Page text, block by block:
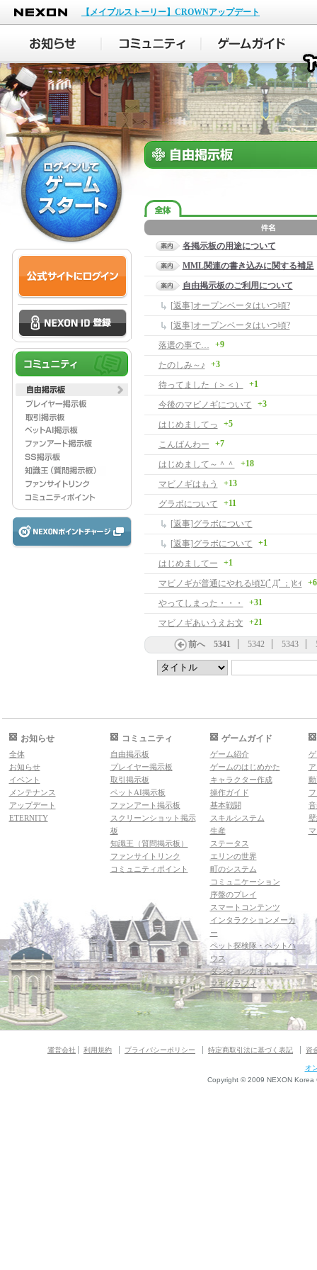
NEXON
【メイプルストーリー】CROWNアップデート
各掲示板の用途について
MML関連の書き込みに関する補足
自由掲示板のご利用について
[返事]オープンベータはいつ頃?
[返事]オープンベータはいつ頃?
落選の事で…
+9
たのしみ～♪ +3
待ってました（＞＜） +1
今後のマビノギについて +3
はじめましてっ +5
こんばんわー +7
はじめまして～＾＾ +18
マビノギはもう +13
グラボについて +11
[返事]グラボについて
[返事]グラボについて
+1
はじめましてー +1
マビノギが普通にやれる頃Σ(ﾟДﾟ；)ﾋｨ +6
やってしまった・・・ +31
マビノギあいうえお文 +21
前へ 5341 5342 5343
お知らせ
全体
お知らせ
イベント
メンテナンス
アップデート
ETERNITY
コミュニティ
自由掲示板
プレイヤー掲示板
取引掲示板
ペットAI掲示板
ファンアート掲示板
スクリーンショット掲示
板
知識王（質問掲示板）
ファンサイトリンク
コミュニティポイント
ゲームガイド
ゲーム紹介
ゲームのはじめかた
キャラクター作成
操作ガイド
基本戦闘
スキルシステム
生産
ステータス
エリンの世界
町のシステム
コミュニケーション
序盤のプレイ
スマートコンテンツ
インタラクションメーカ
ー
ペット探検隊・ペットハ
ウス
ダンジョンガイド
マギグラフィ
運営会社 利用規約 プライバシーポリシー 特定商取引法に基づく表記 資
オ
Copyright © 2009 NEXON Korea